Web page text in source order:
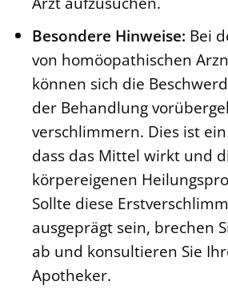
Besondere Hinweise: Bei
von homöopathischen
können sich die
der Behandlung
verschlimmern. Dies ist
dass das Mittel wirkt und
körpereigenen
Sollte diese
ausgeprägt sein, brechen
ab und konsultieren Sie
Apotheker.